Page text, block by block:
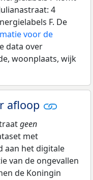
4
F. De
voor de
data over
woonplaats, wijk
afloop
geen
met
aan het digitale
van de ongevallen
de Koningin